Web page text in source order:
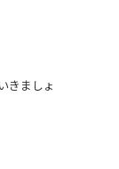
きましょ